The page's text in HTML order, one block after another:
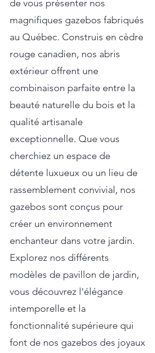
de vous présenter nos
magnifiques gazebos fabriqués
au Québec. Construis en cèdre
rouge canadien, nos abris
extérieur offrent une
combinaison parfaite entre la
beauté naturelle du bois et la
qualité artisanale
exceptionnelle. Que vous
cherchiez un espace de
détente luxueux ou un lieu de
rassemblement convivial, nos
gazebos sont conçus pour
créer un environnement
enchanteur dans votre jardin.
Explorez nos différents
modèles de pavillon de jardin,
vous découvrez l'élégance
intemporelle et la
fonctionnalité supérieure qui
font de nos gazebos des joyaux